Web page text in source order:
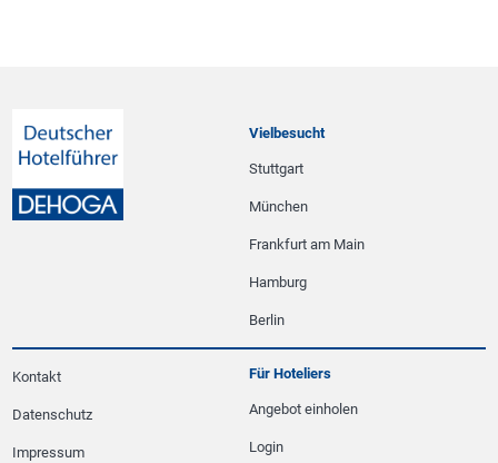
Vielbesucht
Stuttgart
München
Frankfurt am Main
Hamburg
Berlin
Kontakt
Datenschutz
Impressum
Für Hoteliers
Angebot einholen
Login